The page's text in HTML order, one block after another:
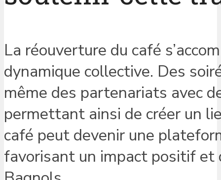
La réouverture du café
dynamique collective. Des
même des partenariats avec
permettant ainsi de créer un
café peut devenir une
favorisant un impact positif et